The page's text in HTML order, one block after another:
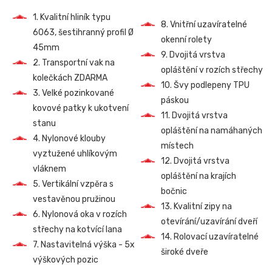
1. Kvalitní hliník typu
6063, šestihranný profil Ø
45mm
2. Transportní vak na
kolečkách ZDARMA
3. Velké pozinkované
kovové patky k ukotvení
stanu
4. Nylonové klouby
vyztužené uhlíkovým
vláknem
5. Vertikální vzpěra s
vestavěnou pružinou
6. Nylonová oka v rozích
střechy na kotvící lana
7. Nastavitelná výška - 5x
výškových pozic
8. Vnitřní uzavíratelné
okenní rolety
9. Dvojitá vrstva
opláštění v rozích střechy
10. Švy podlepeny TPU
páskou
11. Dvojitá vrstva
opláštění na namáhaných
místech
12. Dvojitá vrstva
opláštění na krajích
bočnic
13. Kvalitní zipy na
otevírání/uzavírání dveří
14. Rolovací uzavíratelné
široké dveře